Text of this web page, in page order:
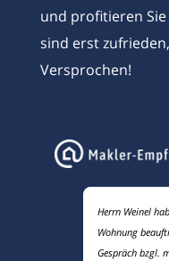
und profitieren
sind erst
Versprochen!
Herrn Weinel
Wohnung
Gespräch bzgl.